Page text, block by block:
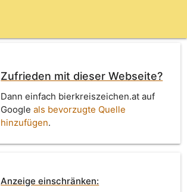
Zufrieden mit dieser Webseite?
Dann einfach bierkreiszeichen.at auf
Googleals bevorzugte Quelle
hinzufügen.
Anzeige einschränken: